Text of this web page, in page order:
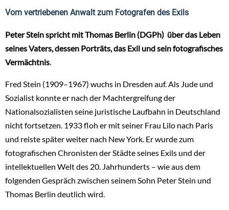
Vom vertriebenen Anwalt zum Fotografen des Exils
Peter Stein spricht mit Thomas Berlin (DGPh) über das Leben
seines Vaters, dessen Porträts, das Exil und sein fotografisches
Vermächtnis
Fred Stein (1909–1967) wuchs in Dresden auf. Als Jude und
Sozialist konnte er nach der Machtergreifung der
Nationalsozialisten seine juristische Laufbahn in Deutschland
nicht fortsetzen. 1933 floh er mit seiner Frau Lilo nach Paris
und reiste später weiter nach New York. Er wurde zum
fotografischen Chronisten der Städte seines Exils und der
intellektuellen Welt des 20. Jahrhunderts – wie aus dem
folgenden Gespräch zwischen seinem Sohn Peter Stein und
Thomas Berlin deutlich wird.